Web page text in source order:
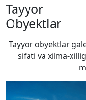
Tayyor
Obyektlar
Tayyor obyektlar
sifati va xilma-